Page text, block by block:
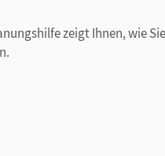
zeigt Ihnen, wie